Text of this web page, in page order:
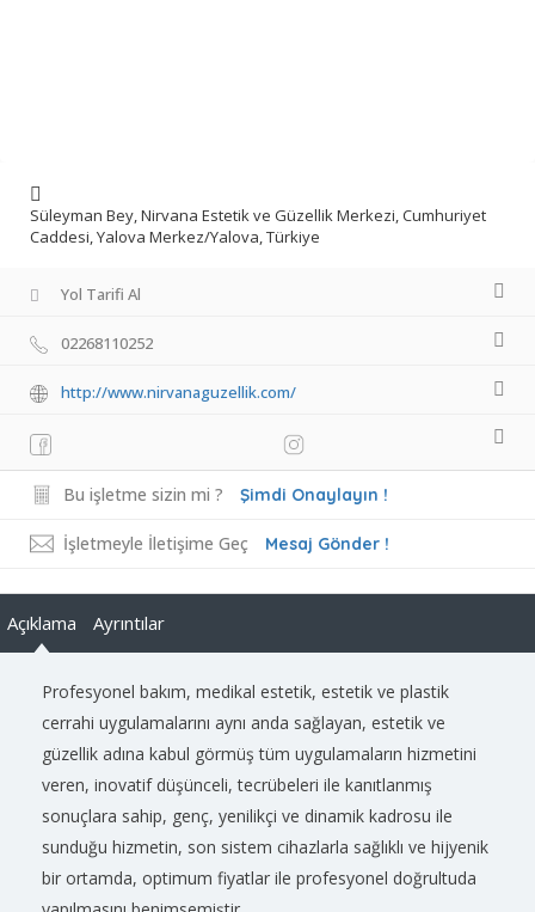
Süleyman Bey, Nirvana Estetik ve Güzellik Merkezi, Cumhuriyet
Caddesi, Yalova Merkez/Yalova, Türkiye
Yol Tarifi Al
02268110252
http://www.nirvanaguzellik.com/
Bu işletme sizin mi ? Şimdi Onaylayın !
İşletmeyle İletişime Geç Mesaj Gönder !
Açıklama Ayrıntılar
Profesyonel bakım, medikal estetik, estetik ve plastik
cerrahi uygulamalarını aynı anda sağlayan, estetik ve
güzellik adına kabul görmüş tüm uygulamaların hizmetini
veren, inovatif düşünceli, tecrübeleri ile kanıtlanmış
sonuçlara sahip, genç, yenilikçi ve dinamik kadrosu ile
sunduğu hizmetin, son sistem cihazlarla sağlıklı ve hijyenik
bir ortamda, optimum fiyatlar ile profesyonel doğrultuda